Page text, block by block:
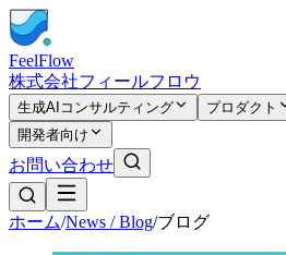
FeelFlow
株式会社フィールフロウ
生成AIコンサルティング プロダクト
開発者向け
お問い合わせ
ホーム/News / Blog/ブログ